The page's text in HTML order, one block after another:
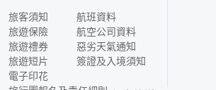
旅客須知
旅遊保險
旅遊禮券
旅遊短片
電子印花
航班資料
航空公司資料
惡劣天氣通知
簽證及入境須知